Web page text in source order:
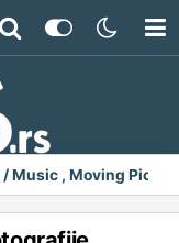
Music , Moving